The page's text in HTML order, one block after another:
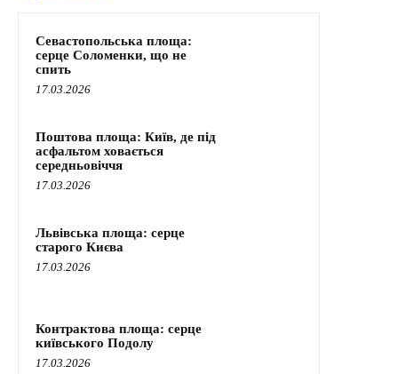
Севастопольська площа:
серце Соломенки, що не
спить
17.03.2026
Поштова площа: Київ, де під
асфальтом ховається
середньовіччя
17.03.2026
Львівська площа: серце
старого Києва
17.03.2026
Контрактова площа: серце
київського Подолу
17.03.2026